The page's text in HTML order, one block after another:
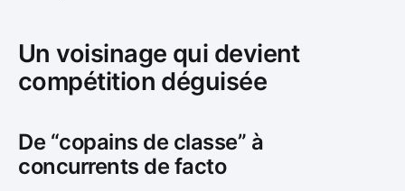
Un voisinage qui devient
compétition déguisée
De “copains de classe” à
concurrents de facto